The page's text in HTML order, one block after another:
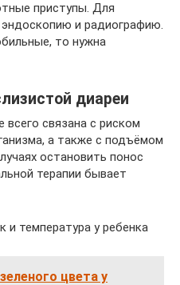
приступы. Для
и радиографию.
то нужна
диареи
связана с риском
а также с подъёмом
остановить понос
терапии бывает
температура у ребенка
цвета у